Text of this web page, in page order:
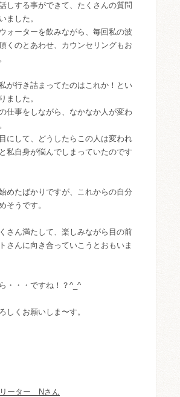
しする事ができて、たくさんの質問
ました。
ォーターを飲みながら、毎回私の波
くのとあわせ、カウンセリングもお
が行き詰まってたのはこれか！とい
ました。
仕事をしながら、なかなか人が変わ
にして、どうしたらこの人は変われ
私自身が悩んでしまっていたのです
めたばかりですが、これからの自分
そうです。
さん満たして、楽しみながら目の前
さんに向き合っていこうとおもいま
・・・ですね！？^_^
しくお願いしま〜す。
ーター Nさん